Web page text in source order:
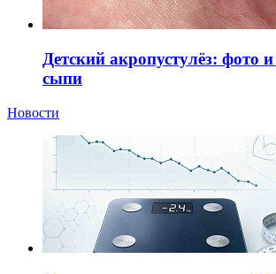
Детский акропустулёз: фото
сыпи
Новости